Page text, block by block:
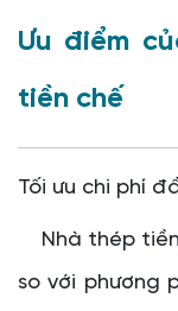
Ưu điểm
tiền chế
Tối ưu chi phí
Nhà thép tiền
so với phương